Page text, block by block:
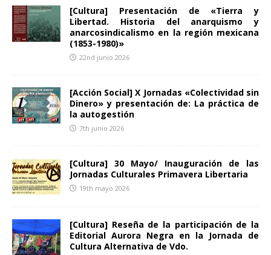
[Cultura] Presentación de «Tierra y
Libertad. Historia del anarquismo y
anarcosindicalismo en la región mexicana
(1853-1980)»
22nd junio 2026
[Acción Social] X Jornadas «Colectividad sin
Dinero» y presentación de: La práctica de
la autogestión
7th junio 2026
[Cultura] 30 Mayo/ Inauguración de las
Jornadas Culturales Primavera Libertaria
19th mayo 2026
[Cultura] Reseña de la participación de la
Editorial Aurora Negra en la Jornada de
Cultura Alternativa de Vdo.